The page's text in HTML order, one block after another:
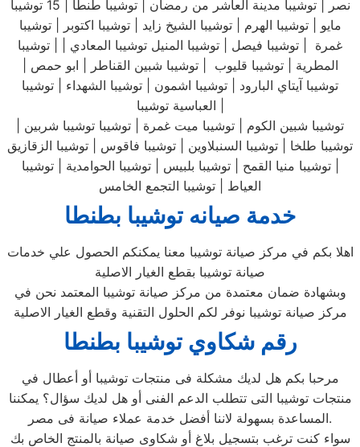
نصر | توشيبا مدينة العاشر من رمضان | توشيبا طنطا | 15 توشيبا
مايو | توشيبا الهرم | توشيبا الشيخ زايد | توشيبا اكتوبر | توشيبا
غمرة | توشيبا فيصل | توشيبا المنيل توشيبا المعادي | | توشيبا
المطرية | توشيبا قليوب | توشيبا شبين القناطر | ابو حمص |
توشيبا آيتاي البارود | توشيبا اشمون | توشيبا الشهداء | توشيبا
توشيبا شبين الكوم | توشيبا ميت غمرة | توشيبا توشيبا شربين |
توشيبا طلخا | توشيبا السنبلاوين | توشيبا فاقوس | توشيبا الزقازيق
| توشيبا منيا القمح | توشيبا بلبيس | توشيبا الحوامدية | توشيبا
العياط | توشيبا التجمع الخامس
خدمة صيانه توشيبا بطنطا
اهلا بكم في مركز صيانة توشيبا معنا يمكنكم الحصول علي خدمات
صيانة توشيبا بقطع الغيار الاصلية
وبشهادة ضمان معتمدة من مركز صيانة توشيبا المعتمد نحن في
مركز صيانة توشيبا نوفر لكم الحلول التقنية وقطع الغيار الاصلية
رقم شكاوي توشيبا بطنطا
مرحبا بكم هل لديك مشكلة فى منتجات توشيبا أو أعطال في
منتجات توشيبا التى تتطلب الدعم الفنى أو هل لديك سؤال؟ يمكننا
المساعدة بسهولة لاننا أفضل خدمة عملاء صيانة فى مصر.
سواء كنت ترغب بتسجيل بلاغ أو شكاوى صيانة بالمنتج الخاص بك